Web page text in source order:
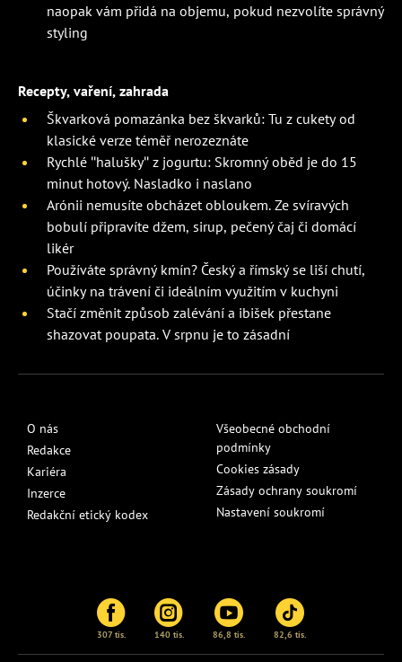
naopak vám přidá na objemu, pokud nezvolíte správný
styling
Recepty, vaření, zahrada
Škvarková pomazánka bez škvarků: Tu z cukety od
klasické verze téměř nerozeznáte
Rychlé "halušky" z jogurtu: Skromný oběd je do 15
minut hotový. Nasladko i naslano
Arónii nemusíte obcházet obloukem. Ze svíravých
bobulí připravíte džem, sirup, pečený čaj či domácí
likér
Používáte správný kmín? Český a římský se liší chutí,
účinky na trávení či ideálním využitím v kuchyni
Stačí změnit způsob zalévání a ibišek přestane
shazovat poupata. V srpnu je to zásadní
O nás
Redakce
Kariéra
Inzerce
Redakční etický kodex
Všeobecné obchodní
podmínky
Cookies zásady
Zásady ochrany soukromí
Nastavení soukromí
307 tis. 140 tis. 86,8 tis. 82,6 tis.